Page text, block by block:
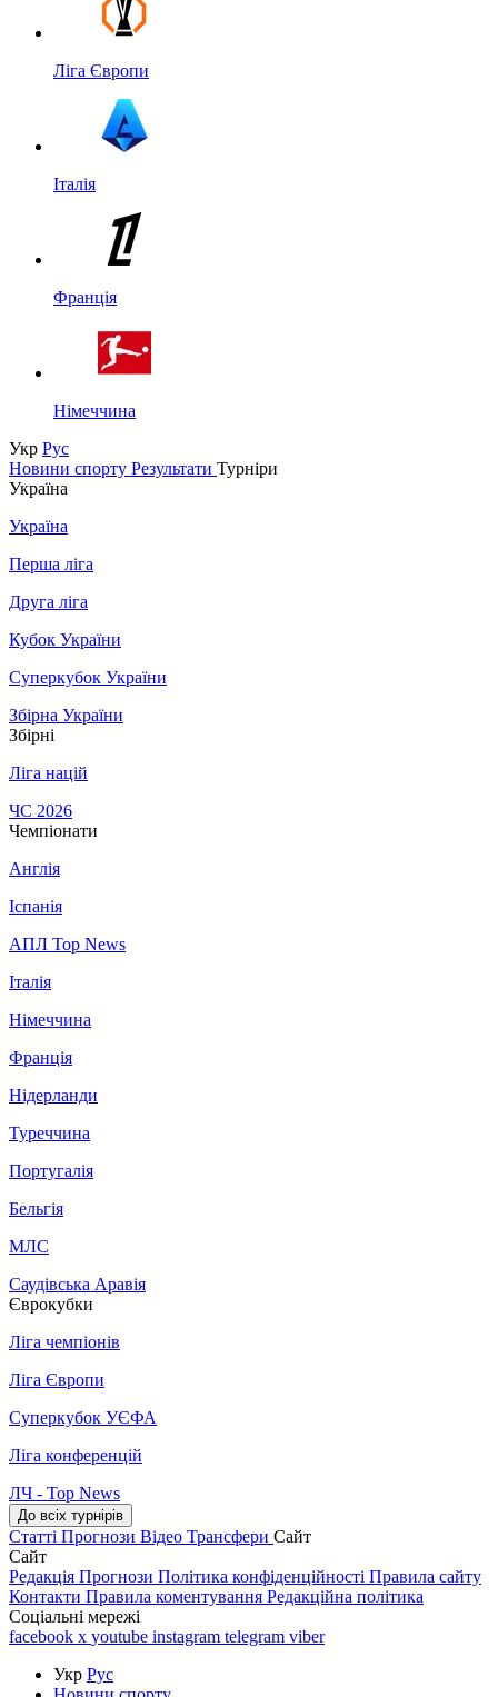
Ліга Європи
Італія
Франція
Німеччина
Укр Рус
Новини спорту Результати Турніри
Україна
Україна
Перша ліга
Друга ліга
Кубок України
Суперкубок України
Збірна України
Збірні
Ліга націй
ЧС 2026
Чемпіонати
Англія
Іспанія
АПЛ Top News
Італія
Німеччина
Франція
Нідерланди
Туреччина
Португалія
Бельгія
МЛС
Саудівська Аравія
Єврокубки
Ліга чемпіонів
Ліга Європи
Суперкубок УЄФА
Ліга конференцій
ЛЧ - Top News
До всіх турнірів
Статті Прогнози Відео Трансфери Сайт
Сайт
Редакція Прогнози Політика конфіденційності Правила сайту
Контакти Правила коментування Редакційна політика
Соціальні мережі
facebook x youtube instagram telegram viber
Укр Рус